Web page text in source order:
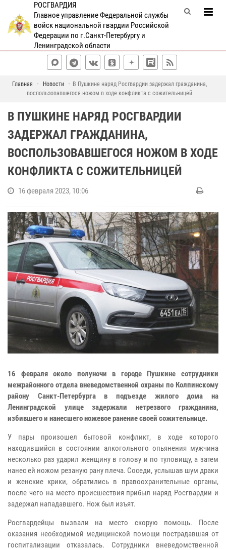
РОСГВАРДИЯ
Главное управление Федеральной службы
войск национальной гвардии Российской
Федерации по г.Санкт-Петербургу и
Ленинградской области
Главная Новости
В Пушкине наряд Росгвардии задержал гражданина,
воспользовавшегося ножом в ходе конфликта с сожительницей
В ПУШКИНЕ НАРЯД РОСГВАРДИИ
ЗАДЕРЖАЛ ГРАЖДАНИНА,
ВОСПОЛЬЗОВАВШЕГОСЯ НОЖОМ В ХОДЕ
КОНФЛИКТА С СОЖИТЕЛЬНИЦЕЙ
16 февраля 2023, 10:06
16 февраля около полуночи в городе Пушкине сотрудники
межрайонного отдела вневедомственной охраны по Колпинскому
району Санкт-Петербурга в подъезде жилого дома на
Ленинградской улице задержали нетрезвого гражданина,
избившего и нанесшего ножевое ранение своей сожительнице.
У пары произошел бытовой конфликт, в ходе которого
находившийся в состоянии алкогольного опьянения мужчина
несколько раз ударил женщину в голову и по туловищу, а затем
нанес ей ножом резаную рану плеча. Соседи, услышав шум драки
и женские крики, обратились в правоохранительные органы,
после чего на место происшествия прибыл наряд Росгвардии и
задержал нападавшего. Нож был изъят.
Росгвардейцы вызвали на место скорую помощь. После
оказания необходимой медицинской помощи пострадавшая от
госпитализации отказалась. Сотрудники вневедомственной